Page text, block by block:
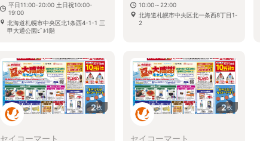
平日11:00-20:00 土日祝10:00-
19:00
北海道札幌市中央区北1条西4-1-1 三
甲大通公園ﾋﾞﾙ1階
10:00～22:00
北海道札幌市中央区北一条西8丁目1-
2
2枚
セイコーマート
2枚
セイコーマート